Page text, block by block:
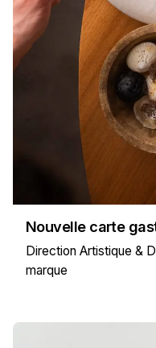
Nouvelle carte
Direction Artistique &
marque